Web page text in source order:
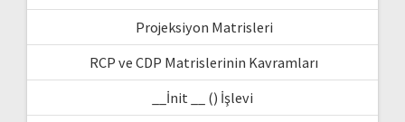
Projeksiyon Matrisleri
RCP ve CDP Matrislerinin Kavramları
__İnit __ () İşlevi